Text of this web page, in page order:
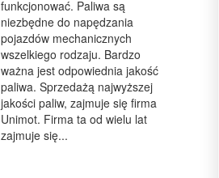
funkcjonować. Paliwa są
niezbędne do napędzania
pojazdów mechanicznych
wszelkiego rodzaju. Bardzo
ważna jest odpowiednia jakość
paliwa. Sprzedażą najwyższej
jakości paliw, zajmuje się firma
Unimot. Firma ta od wielu lat
zajmuje się...